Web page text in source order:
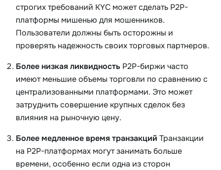
строгих требований KYC может сделать P2P-
платформы мишенью для мошенников.
Пользователи должны быть осторожны и
проверять надежность своих торговых партнеров.
Более низкая ликвидность P2P-биржи часто
имеют меньшие объемы торговли по сравнению с
централизованными платформами. Это может
затруднить совершение крупных сделок без
влияния на рыночную цену.
Более медленное время транзакций Транзакции
на P2P-платформах могут занимать больше
времени, особенно если одна из сторон